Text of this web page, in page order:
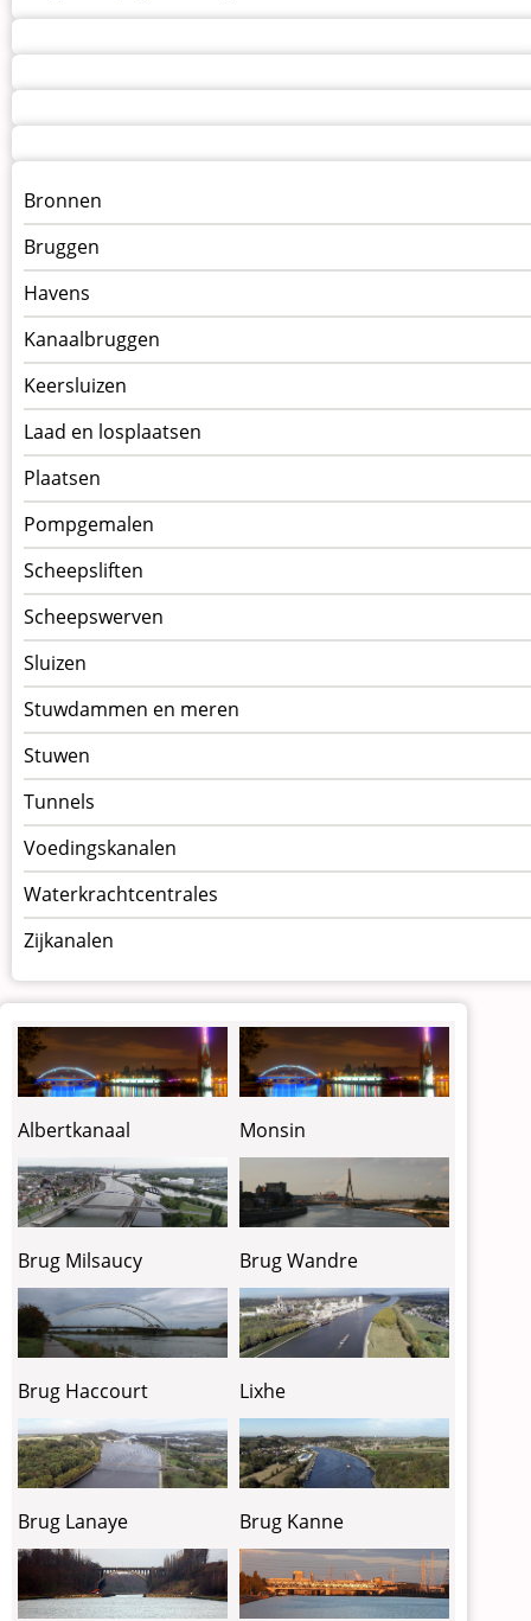
Menu
kunstwerken
op
kunstwerkpagina
Bronnen
Bruggen
Havens
Kanaalbruggen
Keersluizen
Laad en losplaatsen
Plaatsen
Pompgemalen
Scheepsliften
Scheepswerven
Sluizen
Stuwdammen en meren
Stuwen
Tunnels
Voedingskanalen
Waterkrachtcentrales
Zijkanalen
Albertkanaal Monsin
Brug Milsaucy Brug Wandre
Brug Haccourt Lixhe
Brug Lanaye Brug Kanne